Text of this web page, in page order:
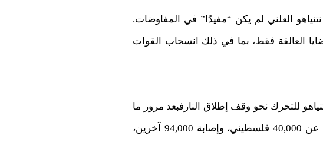
العلني لم يكن “مفيدًا” في المفاوضات.
90% منه، وأن هناك بعض القضايا العالقة فقط، بما في ذلك انسحاب القوات
للتحرك نحو وقف إطلاق النارفبعد مرور ما
يقارب 11 شهرًا على الحرب المدمرة على غزة، والتي أسفرت عن مقتل ما لا يقل عن 40,000 فلسطيني، وإصابة 94,000 آخرين،